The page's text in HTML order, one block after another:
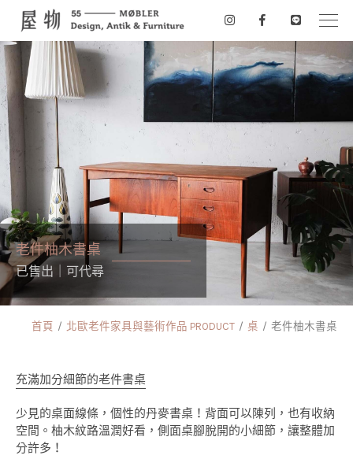
老件柚木書桌
已售出｜可代尋
首頁 北歐老件家具與藝術作品 PRODUCT 桌 老件柚木書桌
充滿加分細節的老件書桌
少見的桌面線條，個性的丹麥書桌！背面可以陳列，也有收納
空間。柚木紋路溫潤好看，側面桌腳脫開的小細節，讓整體加
分許多！